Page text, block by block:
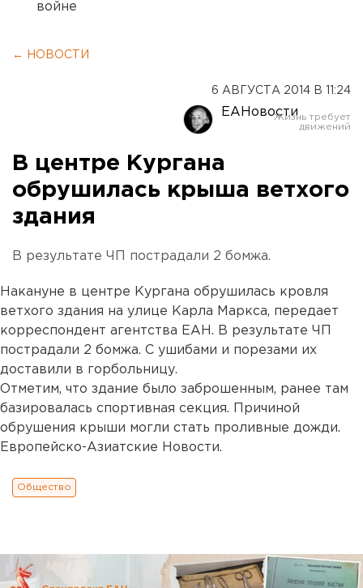
войне
← НОВОСТИ
6 АВГУСТА 2014 В 11:24
ЕАНовости
В центре Кургана
обрушилась крыша ветхого
здания
В результате ЧП пострадали 2 бомжа.
Накануне в центре Кургана обрушилась кровля
ветхого здания на улице Карла Маркса, передает
корреспондент агентства ЕАН. В результате ЧП
пострадали 2 бомжа. С ушибами и порезами их
доставили в горбольницу.
Отметим, что здание было заброшенным, ранее там
базировалась спортивная секция. Причиной
обрушения крыши могли стать проливные дожди.
Европейско-Азиатские Новости.
Общество